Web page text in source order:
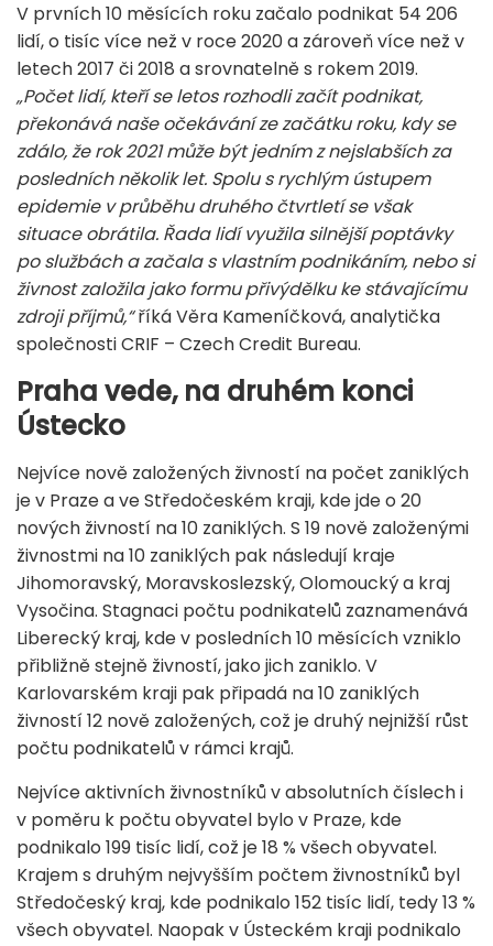
V prvních 10 měsících roku začalo podnikat 54 206
lidí, o tisíc více než v roce 2020 a zároveň více než v
letech 2017 či 2018 a srovnatelně s rokem 2019.
„Počet lidí, kteří se letos rozhodli začít podnikat,
překonává naše očekávání ze začátku roku, kdy se
zdálo, že rok 2021 může být jedním z nejslabších za
posledních několik let. Spolu s rychlým ústupem
epidemie v průběhu druhého čtvrtletí se však
situace obrátila. Řada lidí využila silnější poptávky
po službách a začala s vlastním podnikáním, nebo si
živnost založila jako formu přivýdělku ke stávajícímu
zdroji příjmů,“říká Věra Kameníčková, analytička
společnosti CRIF – Czech Credit Bureau.
Praha vede, na druhém konci
Ústecko
Nejvíce nově založených živností na počet zaniklých
je v Praze a ve Středočeském kraji, kde jde o 20
nových živností na 10 zaniklých. S 19 nově založenými
živnostmi na 10 zaniklých pak následují kraje
Jihomoravský, Moravskoslezský, Olomoucký a kraj
Vysočina. Stagnaci počtu podnikatelů zaznamenává
Liberecký kraj, kde v posledních 10 měsících vzniklo
přibližně stejně živností, jako jich zaniklo. V
Karlovarském kraji pak připadá na 10 zaniklých
živností 12 nově založených, což je druhý nejnižší růst
počtu podnikatelů v rámci krajů.
Nejvíce aktivních živnostníků v absolutních číslech i
v poměru k počtu obyvatel bylo v Praze, kde
podnikalo 199 tisíc lidí, což je 18 % všech obyvatel.
Krajem s druhým nejvyšším počtem živnostníků byl
Středočeský kraj, kde podnikalo 152 tisíc lidí, tedy 13 %
všech obyvatel. Naopak v Ústeckém kraji podnikalo